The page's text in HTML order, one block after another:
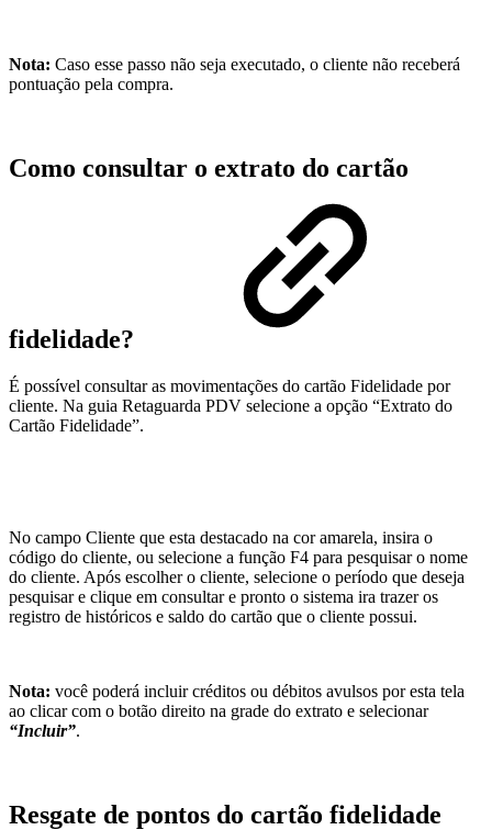
Nota: Caso esse passo não seja executado, o cliente não receberá
pontuação pela compra.
Como consultar o extrato do cartão
fidelidade?
É possível consultar as movimentações do cartão Fidelidade por
cliente. Na guia Retaguarda PDV selecione a opção “Extrato do
Cartão Fidelidade”.
No campo Cliente que esta destacado na cor amarela, insira o
código do cliente, ou selecione a função F4 para pesquisar o nome
do cliente. Após escolher o cliente, selecione o período que deseja
pesquisar e clique em consultar e pronto o sistema ira trazer os
registro de históricos e saldo do cartão que o cliente possui.
Nota: você poderá incluir créditos ou débitos avulsos por esta tela
ao clicar com o botão direito na grade do extrato e selecionar
“Incluir”.
Resgate de pontos do cartão fidelidade